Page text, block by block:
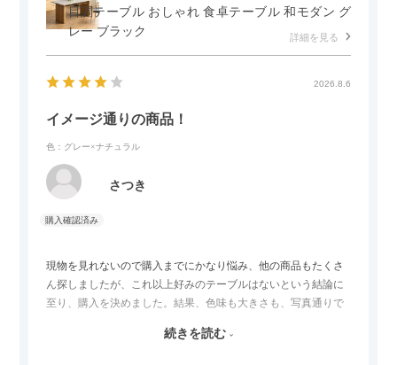
目調テーブル おしゃれ 食卓テーブル 和モダン グ
レー ブラック
詳細を見る
2026.8.6
イメージ通りの商品！
色：グレー×ナチュラル
さつき
現物を見れないので購入までにかなり悩み、他の商品もたくさ
ん探しましたが、これ以上好みのテーブルはないという結論に
至り、購入を決めました。結果、色味も大きさも、写真通りで
セラミック天板が思った以上に滑りが良く、汚れも拭きやすい
続きを読む